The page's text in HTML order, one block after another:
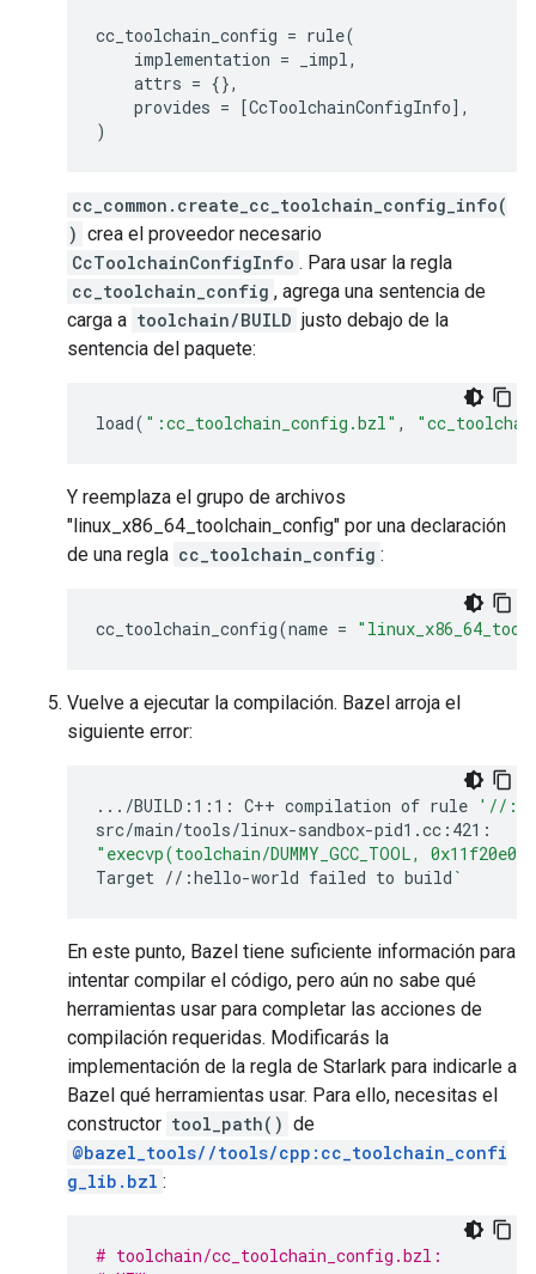
cc_toolchain_config = rule(
implementation = _impl,
attrs = {},
provides = [CcToolchainConfigInfo],
)
cc_common.create_cc_toolchain_config_info(
) crea el proveedor necesario
CcToolchainConfigInfo . Para usar la regla
cc_toolchain_config , agrega una sentencia de
carga a toolchain/BUILD justo debajo de la
sentencia del paquete:
load( ":cc_toolchain_config.bzl" ,
Y reemplaza el grupo de archivos
"linux_x86_64_toolchain_config" por una declaración
de una regla cc_toolchain_config :
cc_toolchain_config(name =
Vuelve a ejecutar la compilación. Bazel arroja el
siguiente error:
.../BUILD:1:1: C++ compilation of rule '//
"execvp(toolchain/DUMMY_GCC_TOOL,
Target //:hello-world failed to build `
En este punto, Bazel tiene suficiente información para
intentar compilar el código, pero aún no sabe qué
herramientas usar para completar las acciones de
compilación requeridas. Modificarás la
implementación de la regla de Starlark para indicarle a
Bazel qué herramientas usar. Para ello, necesitas el
constructor tool_path() de
@bazel_tools//tools/cpp:cc_toolchain_confi
g_lib.bzl :
# toolchain/cc_toolchain_config.bzl: